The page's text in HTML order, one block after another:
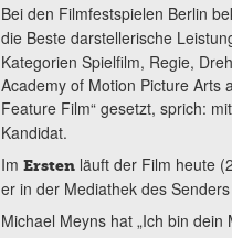
Bei den Filmfestspielen Berlin
die Beste darstellerische
Kategorien Spielfilm, Regie,
Academy of Motion Picture Arts
Feature Film“ gesetzt, sprich:
Kandidat.
Im Erstenläuft der Film heute
er in der Mediathek des
Michael Meyns hat „Ich bin dein